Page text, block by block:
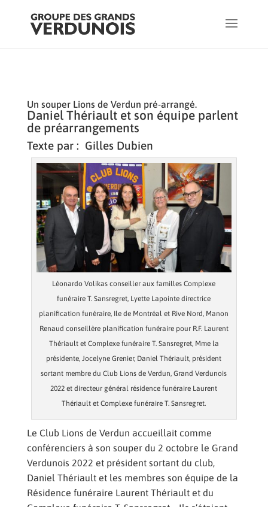
Un souper Lions de Verdun pré-arrangé.
Daniel Thériault et son équipe parlent
de préarrangements
Texte par : Gilles Dubien
Léonardo Volikas conseiller aux familles Complexe
funéraire T. Sansregret, Lyette Lapointe directrice
planification funéraire, Ile de Montréal et Rive Nord, Manon
Renaud conseillère planification funéraire pour R.F. Laurent
Thériault et Complexe funéraire T. Sansregret, Mme la
présidente, Jocelyne Grenier, Daniel Thériault, président
sortant membre du Club Lions de Verdun, Grand Verdunois
2022 et directeur général résidence funéraire Laurent
Thériault et Complexe funéraire T. Sansregret.
Le Club Lions de Verdun accueillait comme
conférenciers à son souper du 2 octobre le Grand
Verdunois 2022 et président sortant du club,
Daniel Thériault et les membres son équipe de la
Résidence funéraire Laurent Thériault et du